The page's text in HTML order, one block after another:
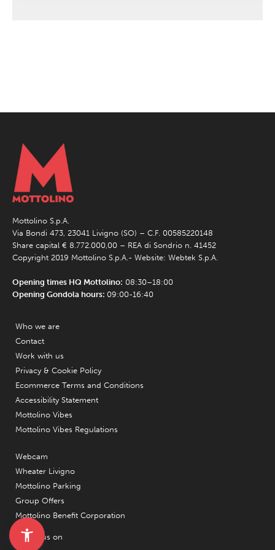
Mottolino S.p.A.
Via Bondi 473, 23041 Livigno (SO) – C.F. 00585220148
Share capital € 8.772.000,00 – REA di Sondrio n. 41452
Copyright 2019 Mottolino S.p.A.- Website: Webtek S.p.A.
Opening times HQ Mottolino: 08:30–18:00
Opening Gondola hours: 09:00-16:40
Who we are
Contact
Work with us
Privacy & Cookie Policy
Ecommerce Terms and Conditions
Accessibility Statement
Mottolino Vibes
Mottolino Vibes Regulations
Webcam
Wheater Livigno
Mottolino Parking
Group Offers
Mottolino Benefit Corporation
Follow us on